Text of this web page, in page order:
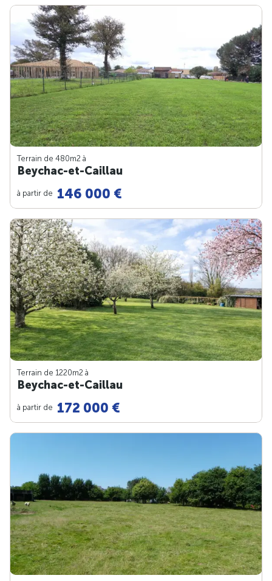
Terrain de 480m2 à
Beychac-et-Caillau
à partir de 146 000 €
Terrain de 1220m2 à
Beychac-et-Caillau
à partir de 172 000 €